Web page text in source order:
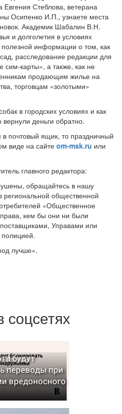
Евгения Стеблова, ветерана
Осипенко И.П., узнаете места
Академик Шабалин В.Н.
и долголетия в условиях
информации о том, как
расследование редакции для
сим-карты», а также, как не
продающим жилье на
торговцам «золотыми»
в городских условиях и как
деньги обратно.
в почтовый ящик, то праздничный
виде на сайте om-msk.ru или
главного редактора:
обращайтесь в нашу
общественной
«Общественное
кем бы они ни были
Управами или
лучше».
соцсетях
будут
переводы при
вредоносного